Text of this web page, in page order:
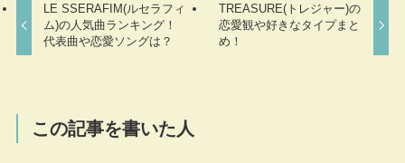
LE SSERAFIM(ルセラフィ
ム)の人気曲ランキング！
代表曲や恋愛ソングは？
TREASURE(トレジャー)の
恋愛観や好きなタイプまと
め！
この記事を書いた人